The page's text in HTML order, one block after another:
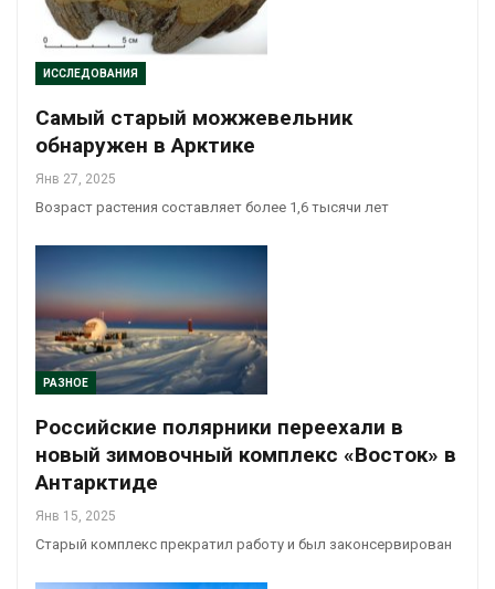
ИССЛЕДОВАНИЯ
Самый старый можжевельник
обнаружен в Арктике
Янв 27, 2025
Возраст растения составляет более 1,6 тысячи лет
РАЗНОЕ
Российские полярники переехали в
новый зимовочный комплекс «Восток» в
Антарктиде
Янв 15, 2025
Старый комплекс прекратил работу и был законсервирован